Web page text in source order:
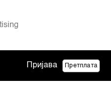
Пријава Претплата